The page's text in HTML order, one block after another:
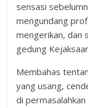
sensasi
mengundang
mengerikan, dan
gedung
Membahas
yang usang,
di